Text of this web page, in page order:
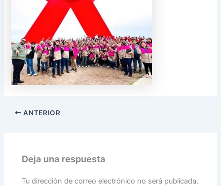
ANTERIOR
Deja una respuesta
Tu dirección de correo electrónico no será publicada.